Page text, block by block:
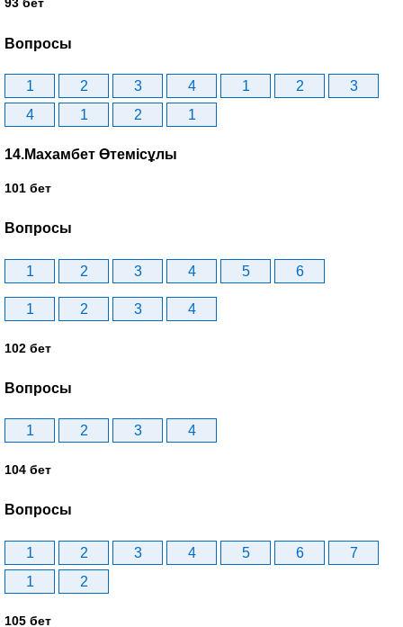
93 бет
Вопросы
1 2 3 4 1 2
3
4
1 2 1
14.Махамбет Өтемісұлы
101 бет
Вопросы
1 2 3 4 5 6
1 2 3 4
102 бет
Вопросы
1 2 3 4
104 бет
Вопросы
1 2 3 4 5 6
7
1
2
105 бет